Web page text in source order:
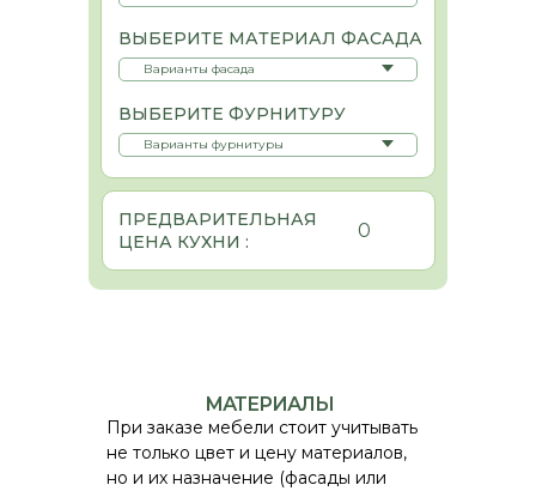
0
ВЫБЕРИТЕ ФУРНИТУРУ
ВЫБЕРИТЕ МАТЕРИАЛ ФАСАДА
ПРЕДВАРИТЕЛЬНАЯ
ЦЕНА КУХНИ :
МАТЕРИАЛЫ
При заказе мебели стоит учитывать
не только цвет и цену материалов,
но и их назначение (фасады или